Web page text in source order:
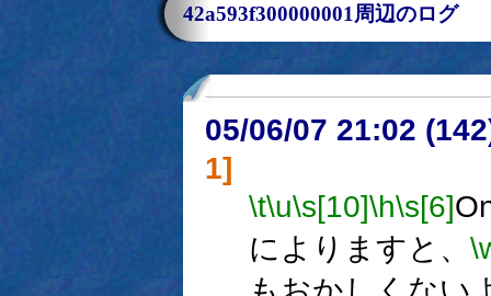
42a593f300000001周辺のログ
05/06/07 21:02
1]
\t\u\s[10]\h\s[6]
によりますと、